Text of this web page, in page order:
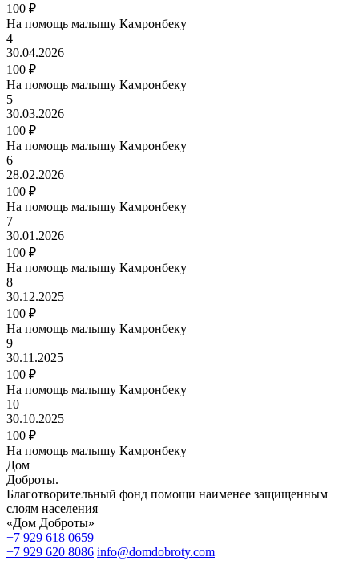
100 ₽
На помощь малышу Камронбеку
4
30.04.2026
100 ₽
На помощь малышу Камронбеку
5
30.03.2026
100 ₽
На помощь малышу Камронбеку
6
28.02.2026
100 ₽
На помощь малышу Камронбеку
7
30.01.2026
100 ₽
На помощь малышу Камронбеку
8
30.12.2025
100 ₽
На помощь малышу Камронбеку
9
30.11.2025
100 ₽
На помощь малышу Камронбеку
10
30.10.2025
100 ₽
На помощь малышу Камронбеку
Дом
Доброты.
Благотворительный фонд помощи наименее защищенным
слоям населения
«Дом Доброты»
+7 929 618 0659
+7 929 620 8086 info@domdobroty.com